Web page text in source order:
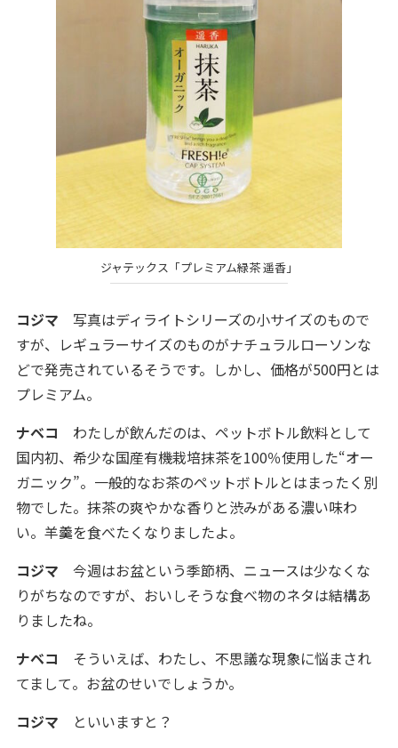
ジャテックス「プレミアム緑茶 遥香」
コジマ 写真はディライトシリーズの小サイズのもので
すが、レギュラーサイズのものがナチュラルローソンな
どで発売されているそうです。しかし、価格が500円とは
プレミアム。
ナベコ わたしが飲んだのは、ペットボトル飲料として
国内初、希少な国産有機栽培抹茶を100％使用した“オー
ガニック”。一般的なお茶のペットボトルとはまったく別
物でした。抹茶の爽やかな香りと渋みがある濃い味わ
い。羊羹を食べたくなりましたよ。
コジマ 今週はお盆という季節柄、ニュースは少なくな
りがちなのですが、おいしそうな食べ物のネタは結構あ
りましたね。
ナベコ そういえば、わたし、不思議な現象に悩まされ
てまして。お盆のせいでしょうか。
コジマ といいますと？